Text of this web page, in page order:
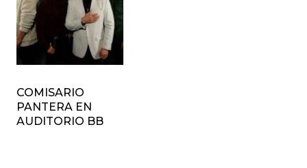
COMISARIO
PANTERA EN
AUDITORIO BB